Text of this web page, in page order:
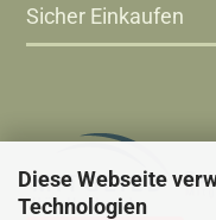
Diese Webseite
Technologien
Sicher Einkaufen